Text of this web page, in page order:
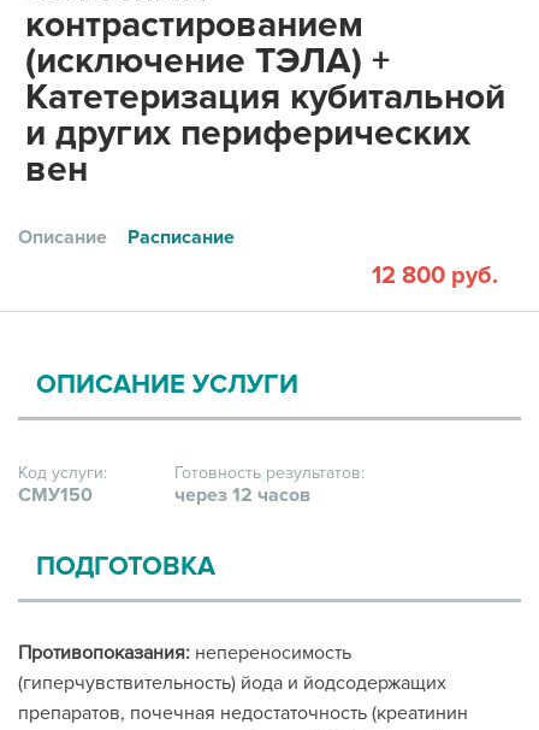
контрастированием
(исключение ТЭЛА) +
Катетеризация кубитальной
и других периферических
вен
Описание Расписание
12 800 руб.
ОПИСАНИЕ УСЛУГИ
Код услуги:
СМУ150
Готовность результатов:
через 12 часов
ПОДГОТОВКА
Противопоказания: непереносимость
(гиперчувствительность) йода и йодсодержащих
препаратов, почечная недостаточность (креатинин